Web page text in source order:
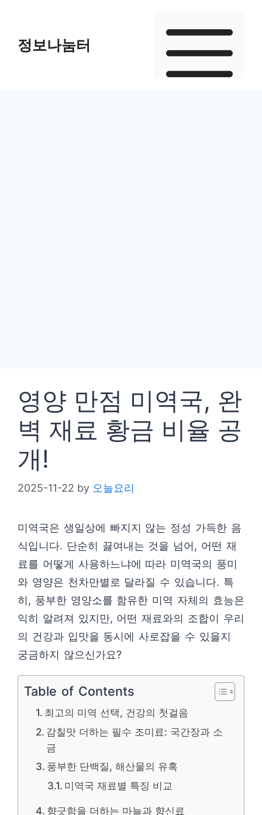
content정보나눔터
영양 만점 미역국, 완
벽 재료 황금 비율 공
개!
2025-11-22 by 오늘요리
미역국은 생일상에 빠지지 않는 정성 가득한 음
식입니다. 단순히 끓여내는 것을 넘어, 어떤 재
료를 어떻게 사용하느냐에 따라 미역국의 풍미
와 영양은 천차만별로 달라질 수 있습니다. 특
히, 풍부한 영양소를 함유한 미역 자체의 효능은
익히 알려져 있지만, 어떤 재료와의 조합이 우리
의 건강과 입맛을 동시에 사로잡을 수 있을지
궁금하지 않으신가요?
Table of Contents
최고의 미역 선택, 건강의 첫걸음
감칠맛 더하는 필수 조미료: 국간장과 소
금
풍부한 단백질, 해산물의 유혹
미역국 재료별 특징 비교
향긋함을 더하는 마늘과 향신료